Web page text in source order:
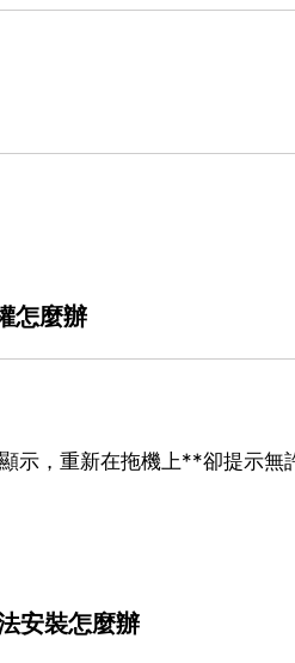
怎麼辦
示，重新在拖機上**卻提示
安裝怎麼辦